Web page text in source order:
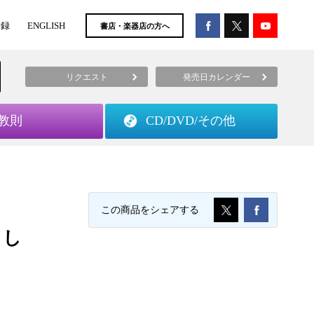
ENGLISH 書店・楽器店の方へ
リクエスト 発売日カレンダー
則 CD/DVD/その他
この商品をシェアする